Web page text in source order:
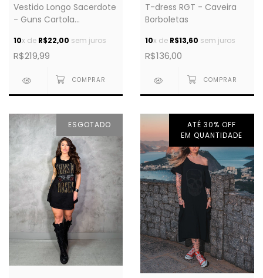
Vestido Longo Sacerdote
- Guns Cartola
10x de R$22,00 sem juros
R$219,99
T-dress RGT - Caveira
Borboletas
10x de R$13,60 sem juros
R$136,00
ESGOTADO
ATÉ 30% OFF
EM QUANTIDADE